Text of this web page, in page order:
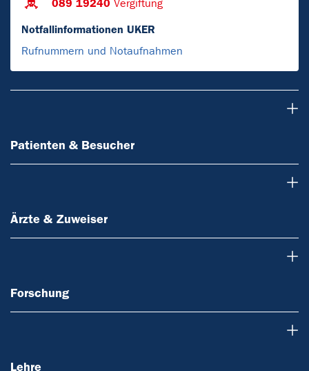
089 19240 Vergiftung
Notfallinformationen UKER
Rufnummern und Notaufnahmen
Patienten & Besucher
Ärzte & Zuweiser
Forschung
Lehre